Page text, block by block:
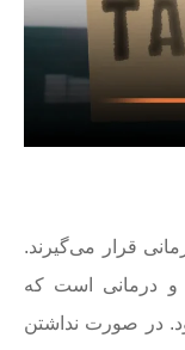
قرار می‌گیرند.
و درمانی است که
در صورت نداشتن